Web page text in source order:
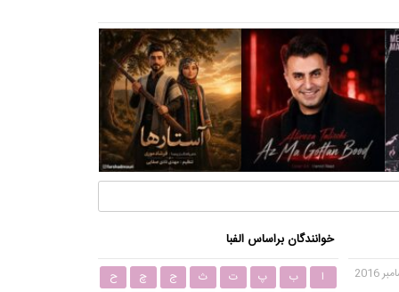
خوانندگان براساس الفبا
ا ب پ ت ث ج چ
ح